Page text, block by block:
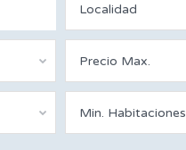
Localidad
Precio Max.
Min. Habitaciones